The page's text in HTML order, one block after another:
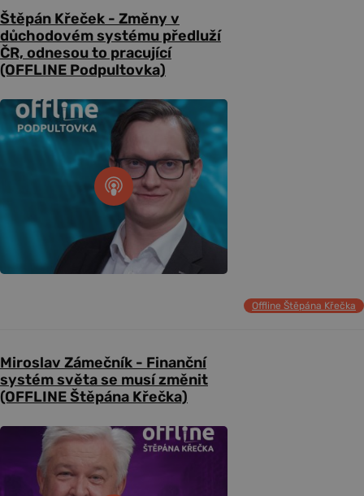
Štěpán Křeček - Změny v
důchodovém systému předluží
ČR, odnesou to pracující
(OFFLINE Podpultovka)
Offline Štěpána Křečka
Miroslav Zámečník - Finanční
systém světa se musí změnit
(OFFLINE Štěpána Křečka)